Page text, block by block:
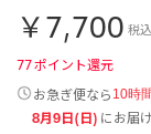
￥7,700 税込
77ポイント還元
お急ぎ便なら 10時
8月9日(日) にお届け